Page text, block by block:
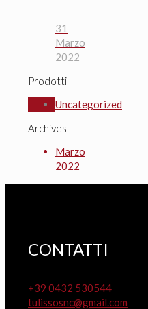
31
Marzo
2022
Prodotti
Uncategorized
Archives
Marzo
2022
CONTATTI
+39 0432 530544
tulissosnc@gmail.com